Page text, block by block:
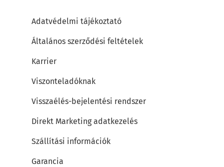
Adatvédelmi tájékoztató
Általános szerződési feltételek
Karrier
Viszonteladóknak
Visszaélés-bejelentési rendszer
Direkt Marketing adatkezelés
Szállítási információk
Garancia